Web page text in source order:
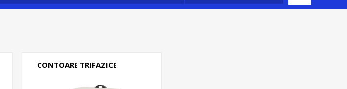
CONTOARE TRIFAZICE